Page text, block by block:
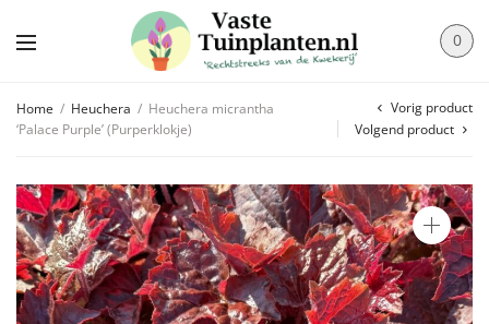
0
Home / Heuchera / Heuchera micrantha
‘Palace Purple’ (Purperklokje)
Vorig product
Volgend product